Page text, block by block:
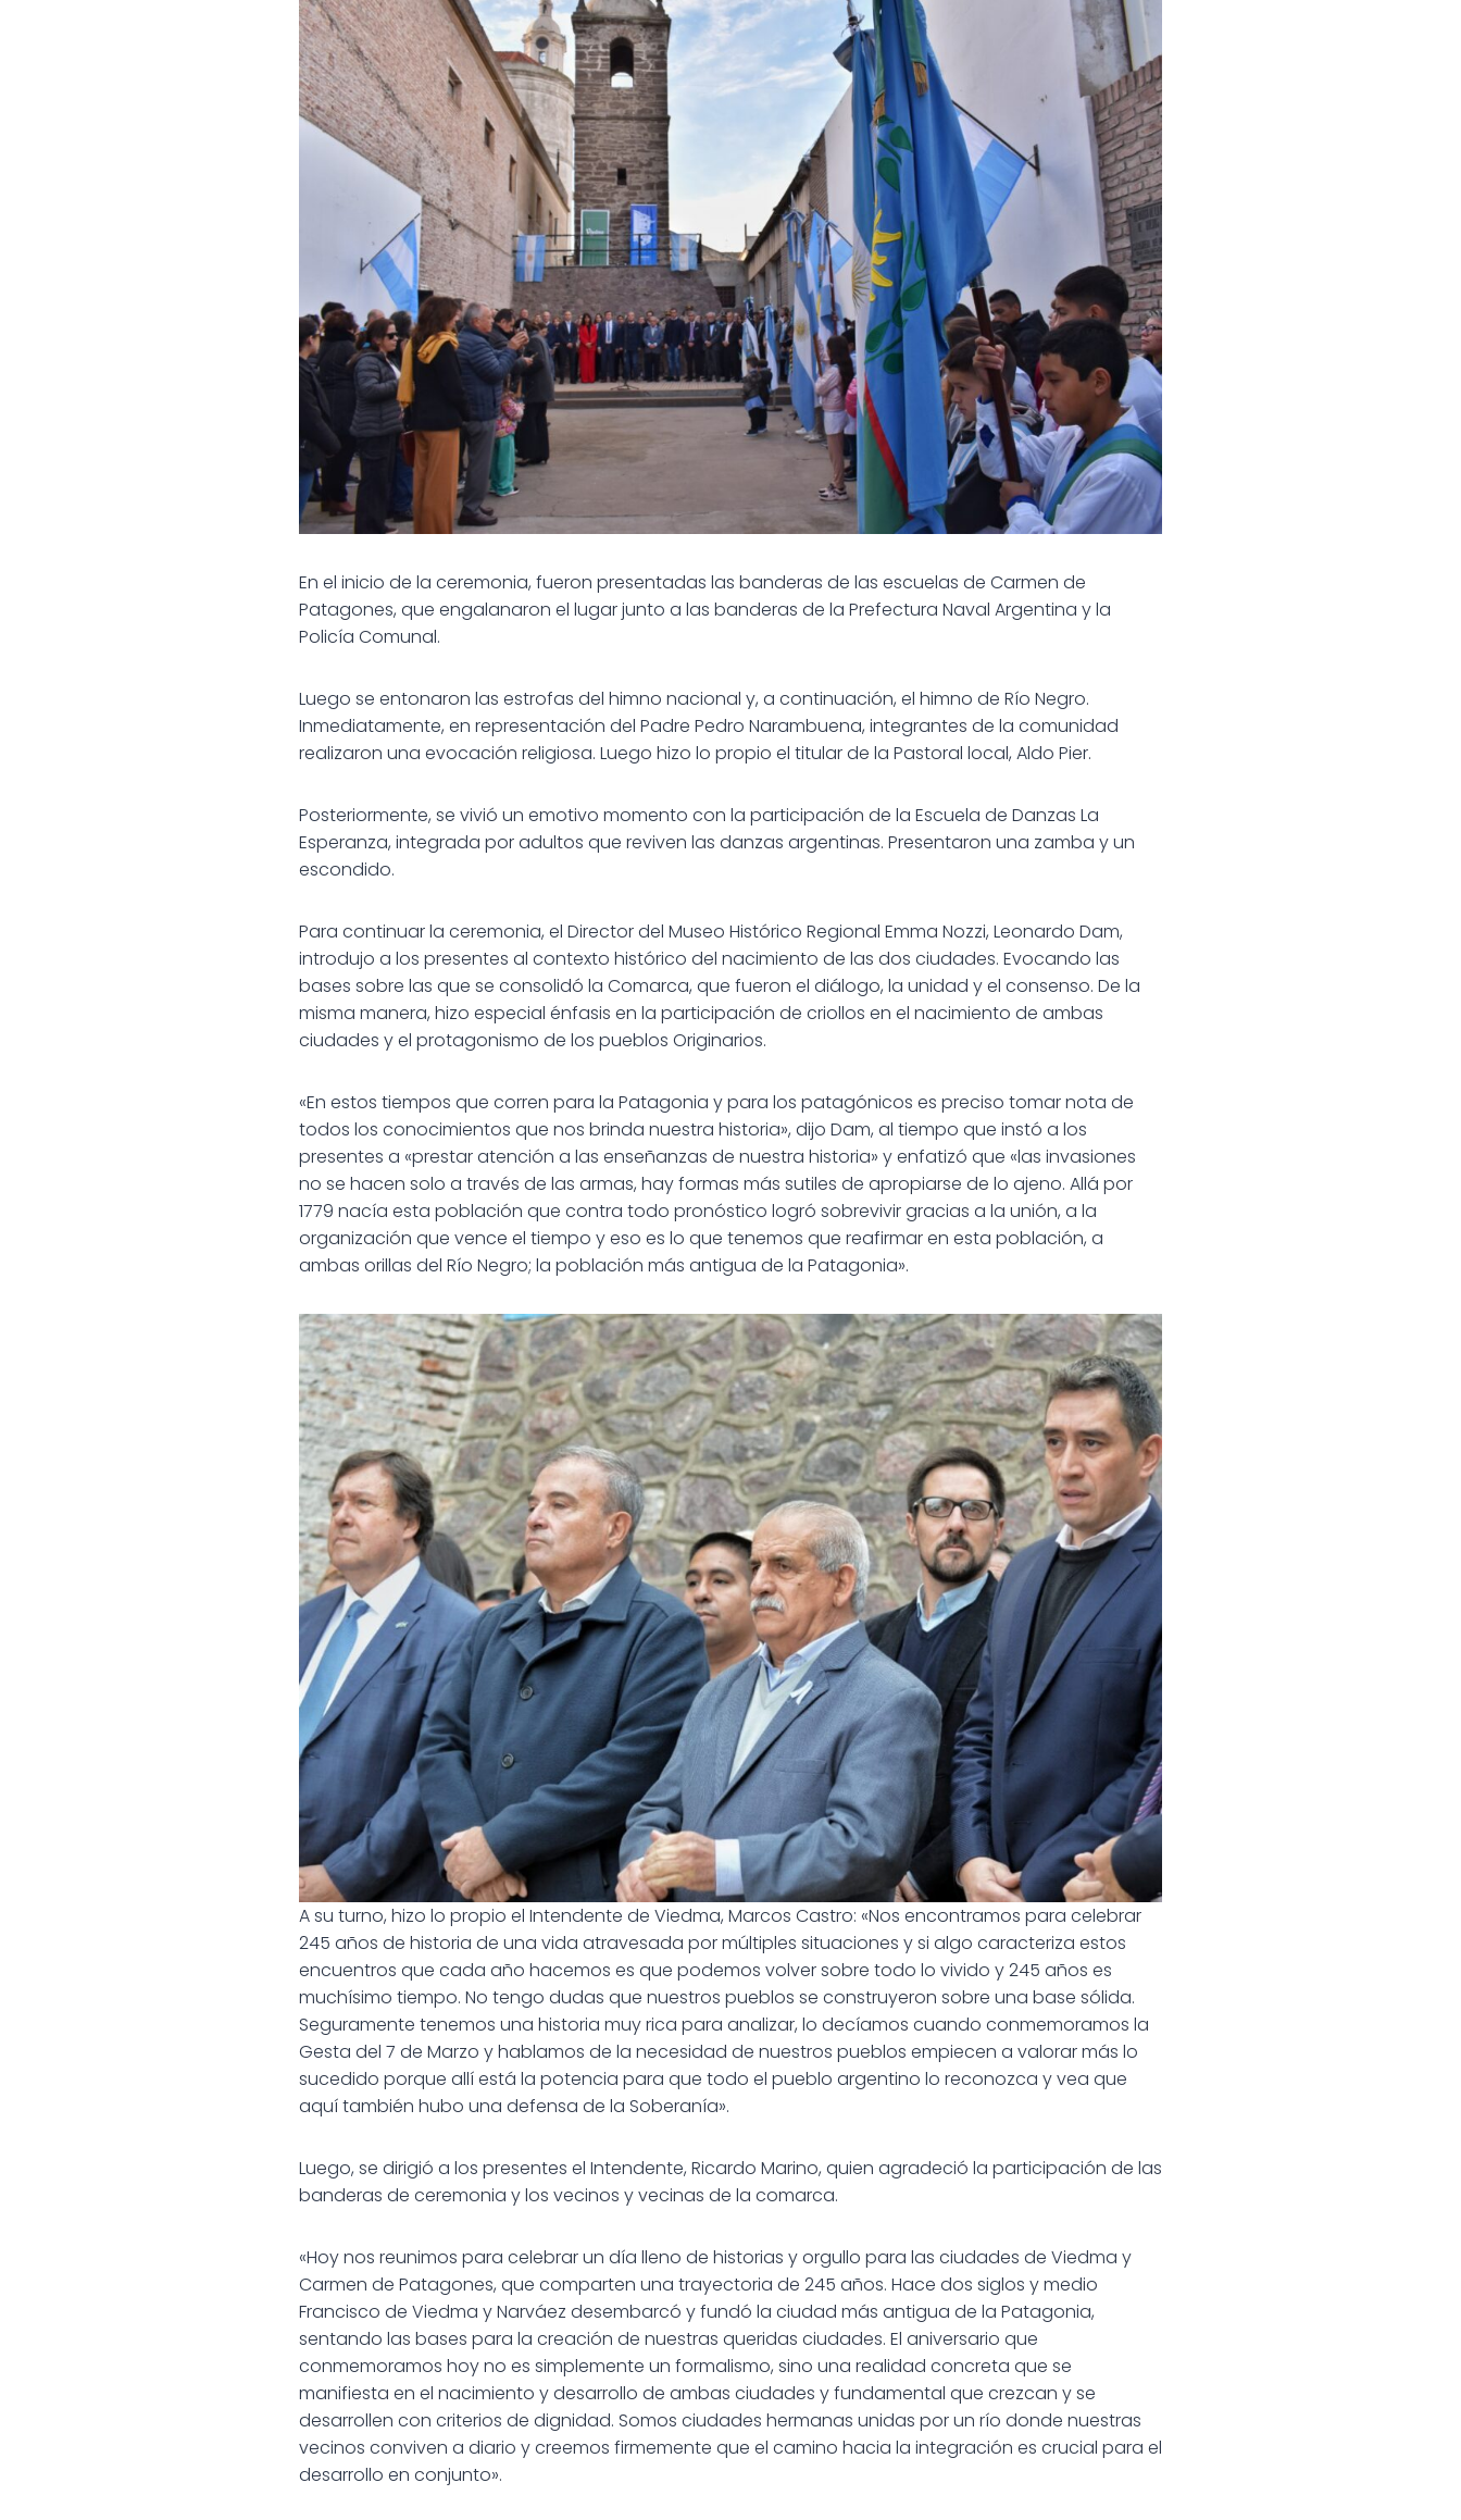
En el inicio de la ceremonia, fueron presentadas las banderas de las escuelas de Carmen de
Patagones, que engalanaron el lugar junto a las banderas de la Prefectura Naval Argentina y la
Policía Comunal.
Luego se entonaron las estrofas del himno nacional y, a continuación, el himno de Río Negro.
Inmediatamente, en representación del Padre Pedro Narambuena, integrantes de la comunidad
realizaron una evocación religiosa. Luego hizo lo propio el titular de la Pastoral local, Aldo Pier.
Posteriormente, se vivió un emotivo momento con la participación de la Escuela de Danzas La
Esperanza, integrada por adultos que reviven las danzas argentinas. Presentaron una zamba y un
escondido.
Para continuar la ceremonia, el Director del Museo Histórico Regional Emma Nozzi, Leonardo Dam,
introdujo a los presentes al contexto histórico del nacimiento de las dos ciudades. Evocando las
bases sobre las que se consolidó la Comarca, que fueron el diálogo, la unidad y el consenso. De la
misma manera, hizo especial énfasis en la participación de criollos en el nacimiento de ambas
ciudades y el protagonismo de los pueblos Originarios.
«En estos tiempos que corren para la Patagonia y para los patagónicos es preciso tomar nota de
todos los conocimientos que nos brinda nuestra historia», dijo Dam, al tiempo que instó a los
presentes a «prestar atención a las enseñanzas de nuestra historia» y enfatizó que «las invasiones
no se hacen solo a través de las armas, hay formas más sutiles de apropiarse de lo ajeno. Allá por
1779 nacía esta población que contra todo pronóstico logró sobrevivir gracias a la unión, a la
organización que vence el tiempo y eso es lo que tenemos que reafirmar en esta población, a
ambas orillas del Río Negro; la población más antigua de la Patagonia».
A su turno, hizo lo propio el Intendente de Viedma, Marcos Castro: «Nos encontramos para celebrar
245 años de historia de una vida atravesada por múltiples situaciones y si algo caracteriza estos
encuentros que cada año hacemos es que podemos volver sobre todo lo vivido y 245 años es
muchísimo tiempo. No tengo dudas que nuestros pueblos se construyeron sobre una base sólida.
Seguramente tenemos una historia muy rica para analizar, lo decíamos cuando conmemoramos la
Gesta del 7 de Marzo y hablamos de la necesidad de nuestros pueblos empiecen a valorar más lo
sucedido porque allí está la potencia para que todo el pueblo argentino lo reconozca y vea que
aquí también hubo una defensa de la Soberanía».
Luego, se dirigió a los presentes el Intendente, Ricardo Marino, quien agradeció la participación de las
banderas de ceremonia y los vecinos y vecinas de la comarca.
«Hoy nos reunimos para celebrar un día lleno de historias y orgullo para las ciudades de Viedma y
Carmen de Patagones, que comparten una trayectoria de 245 años. Hace dos siglos y medio
Francisco de Viedma y Narváez desembarcó y fundó la ciudad más antigua de la Patagonia,
sentando las bases para la creación de nuestras queridas ciudades. El aniversario que
conmemoramos hoy no es simplemente un formalismo, sino una realidad concreta que se
manifiesta en el nacimiento y desarrollo de ambas ciudades y fundamental que crezcan y se
desarrollen con criterios de dignidad. Somos ciudades hermanas unidas por un río donde nuestras
vecinos conviven a diario y creemos firmemente que el camino hacia la integración es crucial para el
desarrollo en conjunto».